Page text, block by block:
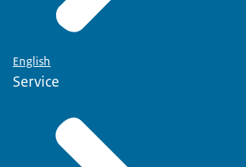
English
Service